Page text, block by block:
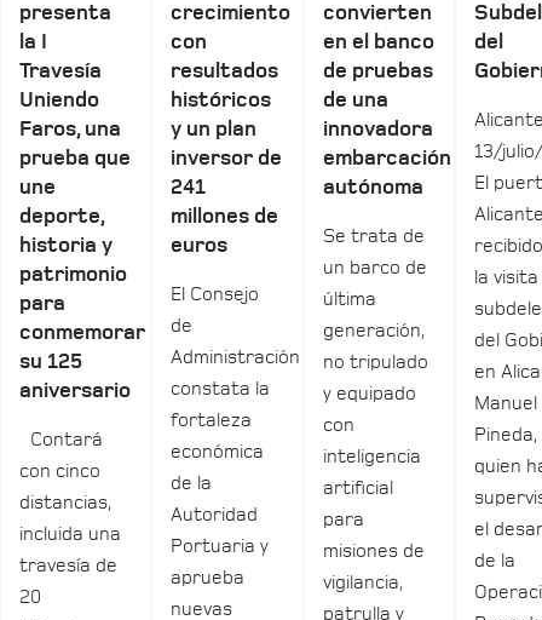
presenta
la I
Travesía
Uniendo
Faros, una
prueba que
une
deporte,
historia y
patrimonio
para
conmemorar
su 125
aniversario
Contará
con cinco
distancias,
incluida una
travesía de
20
crecimiento
con
resultados
históricos
y un plan
inversor de
241
millones de
euros
El Consejo
de
Administración
constata la
fortaleza
económica
de la
Autoridad
Portuaria y
aprueba
nuevas
convierten
en el banco
de pruebas
de una
innovadora
embarcación
autónoma
Se trata de
un barco de
última
generación,
no tripulado
y equipado
con
inteligencia
artificial
para
misiones de
vigilancia,
patrulla y
del
13/
El
la
del
en
Manuel
Pineda,
quien
el
de la